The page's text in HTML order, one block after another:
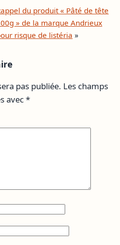
du produit « Pâté de tête
» de la marque Andrieux
risque de listéria »
pas publiée. Les champs
avec*